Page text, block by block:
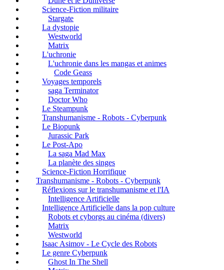
Science-Fiction militaire
Stargate
La dystopie
Westworld
Matrix
L'uchronie
L'uchronie dans les mangas et animes
Code Geass
Voyages temporels
saga Terminator
Doctor Who
Le Steampunk
Transhumanisme - Robots - Cyberpunk
Le Biopunk
Jurassic Park
Le Post-Apo
La saga Mad Max
La planète des singes
Science-Fiction Horrifique
Transhumanisme - Robots - Cyberpunk
Réflexions sur le transhumanisme et l'IA
Intelligence Artificielle
Intelligence Artificielle dans la pop culture
Robots et cyborgs au cinéma (divers)
Matrix
Westworld
Isaac Asimov - Le Cycle des Robots
Le genre Cyberpunk
Ghost In The Shell